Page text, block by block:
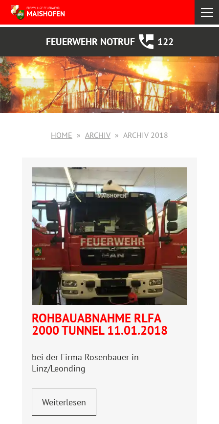
FEUERWEHR NOTRUF 122
HOME ARCHIV ARCHIV 2018
ROHBAUABNAHME RLFA
2000 TUNNEL 11.01.2018
bei der Firma Rosenbauer in
Linz/Leonding
Weiterlesen